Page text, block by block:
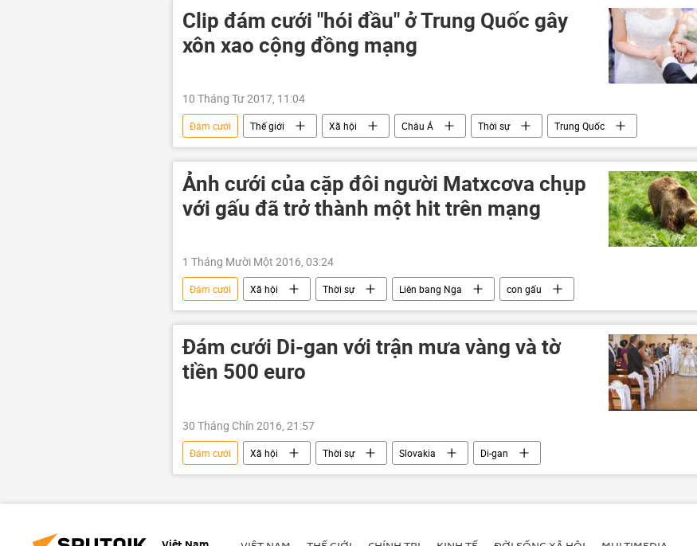
Clip đám cưới "hói đầu" ở Trung Quốc gây
xôn xao cộng đồng mạng
10 Tháng Tư 2017, 11:04
Đám cưới Thế giới Xã hội Châu Á Thời sự Trung Quốc
Ảnh cưới của cặp đôi người Matxcơva chụp
với gấu đã trở thành một hit trên mạng
1 Tháng Mười Một 2016, 03:24
Đám cưới Xã hội Thời sự Liên bang Nga con gấu
Đám cưới Di-gan với trận mưa vàng và tờ
tiền 500 euro
30 Tháng Chín 2016, 21:57
Đám cưới Xã hội Thời sự Slovakia Di-gan